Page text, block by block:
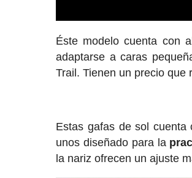
Éste modelo cuenta con
adaptarse a caras
Trail. Tienen un precio que
Estas gafas de sol cuenta
unos diseñado para la
la nariz ofrecen un ajuste